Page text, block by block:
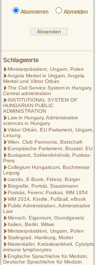
Abonnieren Abmelden
Schlagworte
Ministerpräsident, Ungarn, Polen
Angela Merkel in Ungarn, Angela
Merkel und Viktor Orbán
The Civil Service System in Hungary,
Central adminitration
INSTITUTIONAL SYSTEM OF
HUNGARIAN PUBLIC
ADMINISTRATION
Law in Hungary, Administrative
sciences in Hungary
Viktor Orbán, EU Parlament, Ungarn,
Lesung
Wien, Club Pannonia, Botschaft
Europäische Parlament, Brussel, EU
Budapest, Székesfehérvár, Puskas-
Preis
Collegium Hungaricum, Buchmesse
Leipzig
ciando, E-Book, Fidesz, Bürger
Biografie, Porträt, Staatsmann
Puskás, Ferenc Puskas, WM 1954
WM 2014, Kindle, Fußball, eBook
Public Administration, Administrative
Law
Mensch, Eigentum, Grundgesetz
Italien, Berlin, Witwe
Ministerpräsident, Ungarn, Polen
Stalingrad, Hamburg, Mutter
Marienkäfer, Krebskrankheit, Cytolytic
immune lymphocytes
Englische Sprachlehre für Medizin,
Deutsche Sprachlehre für Medizin